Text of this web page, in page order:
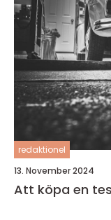
redaktionel
13. November 2024
Att köpa en